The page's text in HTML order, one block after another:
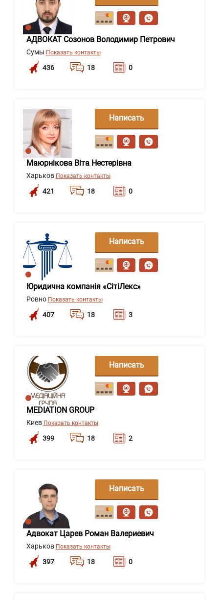
АДВОКАТ Созонов Володимир Петрович
Сумы Показать контакты
436 18 0
сообщение
Маюрнікова Віта Нестерівна
Харьков Показать контакты
421 18 0
Написать
сообщение
Юридична компанія «СітіЛекс»
Ровно Показать контакты
407 18 3
Написать
сообщение
MEDIATION GROUP
Киев Показать контакты
399 18 2
Написать
сообщение
Адвокат Царев Роман Валериевич
Харьков Показать контакты
397 18 0
Написать
сообщение